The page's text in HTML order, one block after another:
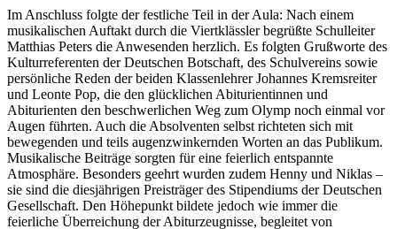
Im Anschluss folgte der festliche Teil in der Aula: Nach einem
musikalischen Auftakt durch die Viertklässler begrüßte Schulleiter
Matthias Peters die Anwesenden herzlich. Es folgten Grußworte des
Kulturreferenten der Deutschen Botschaft, des Schulvereins sowie
persönliche Reden der beiden Klassenlehrer Johannes Kremsreiter
und Leonte Pop, die den glücklichen Abiturientinnen und
Abiturienten den beschwerlichen Weg zum Olymp noch einmal vor
Augen führten. Auch die Absolventen selbst richteten sich mit
bewegenden und teils augenzwinkernden Worten an das Publikum.
Musikalische Beiträge sorgten für eine feierlich entspannte
Atmosphäre. Besonders geehrt wurden zudem Henny und Niklas –
sie sind die diesjährigen Preisträger des Stipendiums der Deutschen
Gesellschaft. Den Höhepunkt bildete jedoch wie immer die
feierliche Überreichung der Abiturzeugnisse, begleitet von